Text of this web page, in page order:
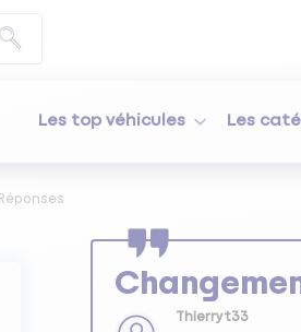
Les top véhicules Les
Thierryt33